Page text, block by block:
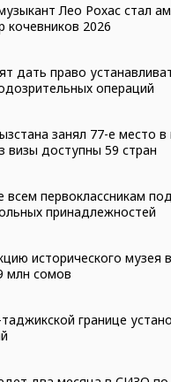
Лео Рохас стал
кочевников 2026
дать право
операций
занял 77-е место
визы доступны 59 стран
всем первоклассникам
принадлежностей
исторического музея
млн сомов
границе